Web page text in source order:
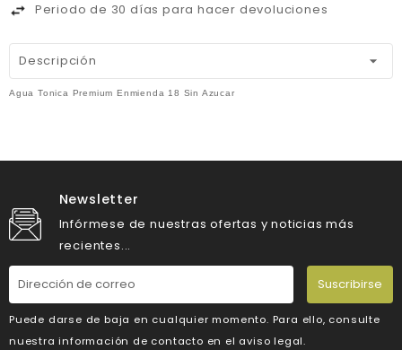
Periodo de 30 días para hacer devoluciones
Descripción
Agua Tonica Premium Enmienda 18 Sin Azucar
Newsletter
Infórmese de nuestras ofertas y noticias más
recientes...
Suscribirse
Puede darse de baja en cualquier momento. Para ello, consulte
nuestra información de contacto en el aviso legal.